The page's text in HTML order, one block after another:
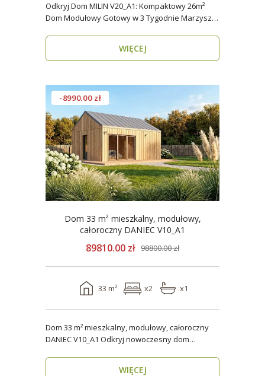
Odkryj Dom MILIN V20_A1: Kompaktowy 26m²
Dom Modułowy Gotowy w 3 Tygodnie Marzysz o
WIĘCEJ
-8990.00 zł
Dom 33 m² mieszkalny, modułowy,
całoroczny DANIEC V10_A1
89810.00 zł 98800.00 zł
33 m² x2 x1
Dom 33 m² mieszkalny, modułowy, całoroczny
DANIEC V10_A1 Odkryj nowoczesny dom
WIĘCEJ